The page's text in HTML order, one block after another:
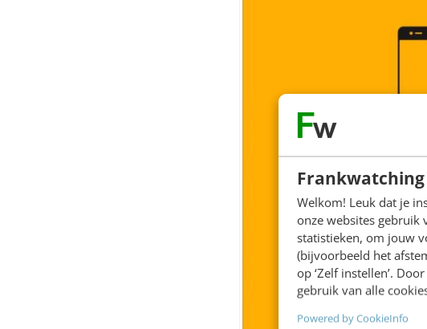
Welkom! Leuk dat je
onze websites gebruik
statistieken, om jouw
(bijvoorbeeld het
op ‘Zelf instellen’.
gebruik van alle
Powered by CookieInfo